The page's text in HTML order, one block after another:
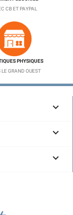
CB ET PAYPAL
PHYSIQUES
LE GRAND OUEST


